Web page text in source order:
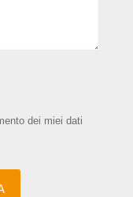
dei miei dati